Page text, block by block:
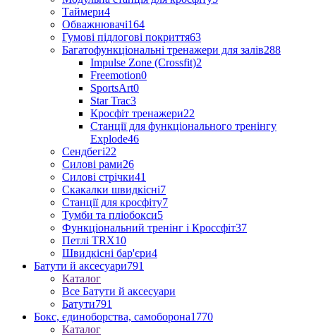
Таймери4
Обважнювачі164
Гумові підлогові покриття63
Багатофункціональні тренажери для залів288
Impulse Zone (Crossfit)2
Freemotion0
SportsArt0
Star Trac3
Кросфіт тренажери22
Станції для функціонального тренінгу
Explode46
Сендбегі22
Силові рами26
Силові стрічки41
Скакалки швидкісні7
Станції для кросфіту7
Тумби та пліобокси5
Функціональний тренінг і Кроссфіт37
Петлі TRX10
Швидкісні бар'єри4
Батути й аксесуари791
Каталог
Все Батути й аксесуари
Батути791
Бокс, єдиноборства, самоборона1770
Каталог